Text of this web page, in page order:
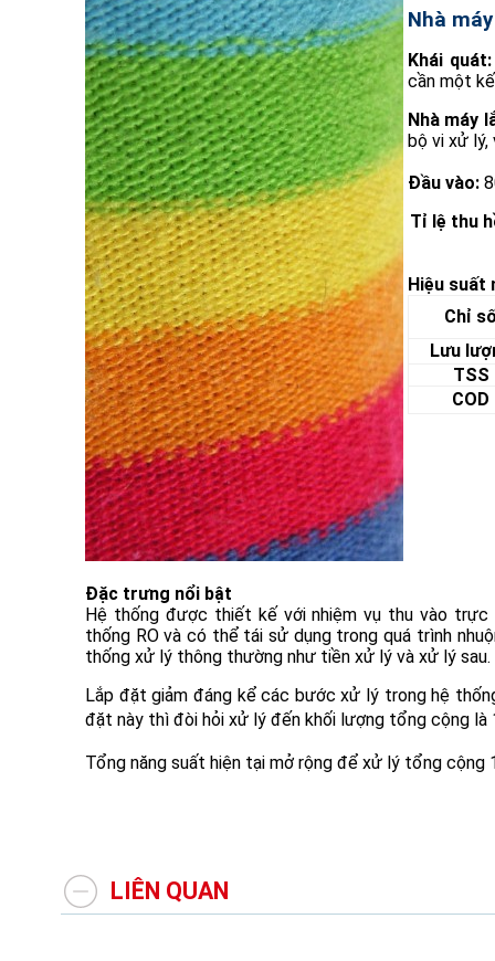
Nhà
Khái quát:
cần một
Nhà máy
bộ vi xử lý,
Đầu vào:
Tỉ lệ thu
Hiệu suất
Chỉ
Lưu
TSS
COD
Đặc trưng nổi bật
Hệ thống được thiết kế với nhiệm vụ thu vào
thống RO và có thể tái sử dụng trong quá trình
thống xử lý thông thường như tiền xử lý và xử lý sau.
Lắp đặt giảm đáng kể các bước xử lý trong hệ
đặt này thì đòi hỏi xử lý đến khối lượng tổng cộng là
Tổng năng suất hiện tại mở rộng để xử lý tổng cộng
LIÊN QUAN